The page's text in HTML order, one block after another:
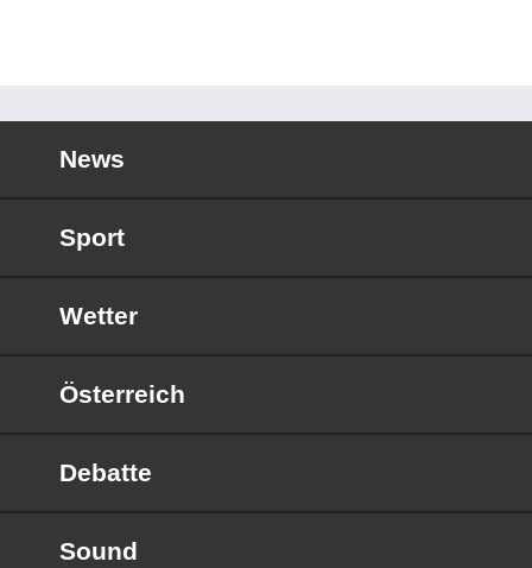
News
Sport
Wetter
Österreich
Debatte
Sound